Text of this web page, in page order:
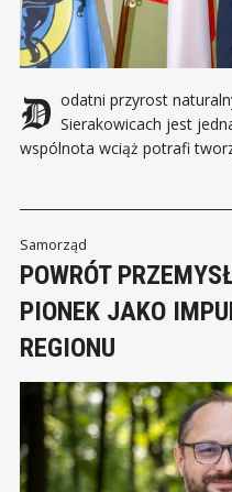
Dodatni przyrost naturalny to dziś w Polsce rzadkość. W Sierakowicach jest
wspólnota wciąż potrafi
przejść procedury i sprawdzić,
Samorząd
POWRÓT
PIONEK JAKO
REGIONU